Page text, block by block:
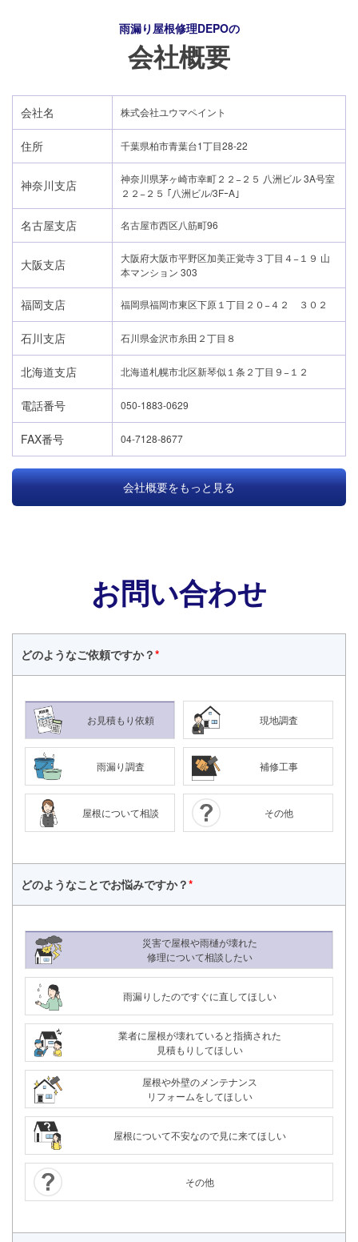
24時間365日対応
雨漏り屋根修理DEPOの
会社概要
会社名 株式会社ユウマペイント
住所 千葉県柏市青葉台1丁目28-22
神奈川支店
神奈川県茅ヶ崎市幸町２２−２５ 八洲ビル 3A号室
２２−２５ ｢八洲ビル/3FｰA｣
名古屋支店 名古屋市西区八筋町96
大阪支店
大阪府大阪市平野区加美正覚寺３丁目４−１９ 山
本マンション 303
福岡支店 福岡県福岡市東区下原１丁目２０−４２ ３０２
石川支店 石川県金沢市糸田２丁目８
北海道支店 北海道札幌市北区新琴似１条２丁目９−１２
電話番号 050-1883-0629
FAX番号 04-7128-8677
会社概要をもっと見る
お問い合わせ
どのようなご依頼ですか？*
お見積もり依頼 現地調査
雨漏り調査 補修工事
屋根について相談 その他
どのようなことでお悩みですか？*
災害で屋根や雨樋が壊れた
修理について相談したい
雨漏りしたのですぐに直してほしい
業者に屋根が壊れていると指摘された
見積もりしてほしい
屋根や外壁のメンテナンス
リフォームをしてほしい
屋根について不安なので見に来てほしい
その他